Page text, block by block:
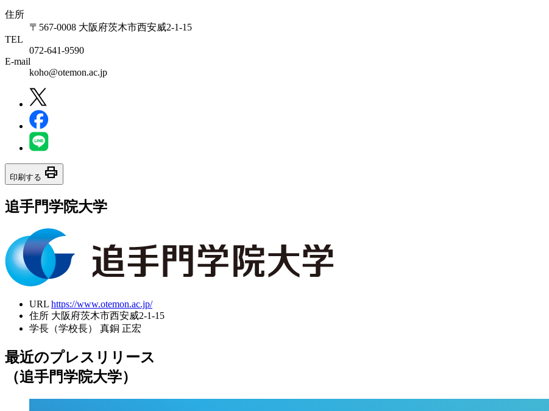
住所
〒567-0008 大阪府茨木市西安威2-1-15
TEL
072-641-9590
E-mail
koho@otemon.ac.jp
印刷する print
追手門学院大学
URL https://www.otemon.ac.jp/
住所 大阪府茨木市西安威2-1-15
学長（学校長）
真銅 正宏
最近のプレスリリース
（追手門学院大学）